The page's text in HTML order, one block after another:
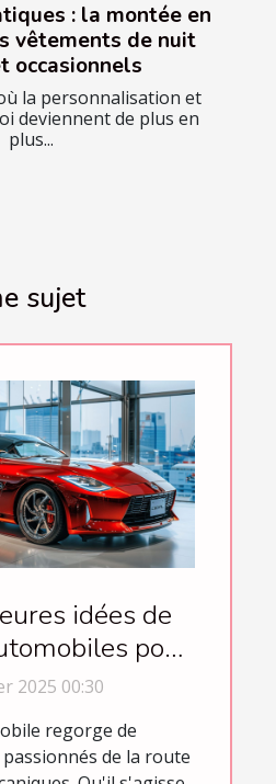
: la montée en
vêtements de nuit
occasionnels
la personnalisation et
deviennent de plus en
plus...
sujet
idées de
pour
occasion
2025 00:30
regorge de
de la route